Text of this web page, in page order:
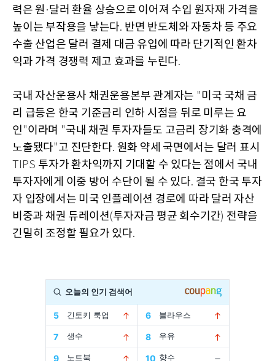
력은 원 ·달러 환율 상승으로 이어져 수입 원자재 가격을
높이는 부작용을 낳는다. 반면 반도체와 자동차 등 주요
수출 산업은 달러 결제 대금 유입에 따라 단기적인 환차
익과 가격 경쟁력 제고 효과를 누린다.
국내 자산운용사 채권운용본부 관계자는 "미국 국채 금
리 급등은 한국 기준금리 인하 시점을 뒤로 미루는 요
인"이라며 "국내 채권 투자자들도 고금리 장기화 충격에
노출됐다"고 진단한다. 원화 약세 국면에서는 달러 표시
TIPS 투자가 환차익까지 기대할 수 있다는 점에서 국내
투자자에게 이중 방어 수단이 될 수 있다. 결국 한국 투자
자 입장에서는 미국 인플레이션 경로에 따라 달러 자산
비중과 채권 듀레이션(투자자금 평균 회수기간) 전략을
긴밀히 조정할 필요가 있다.